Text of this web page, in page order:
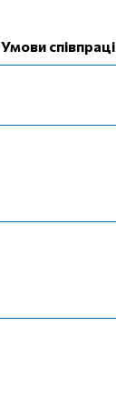
Умови співпраці